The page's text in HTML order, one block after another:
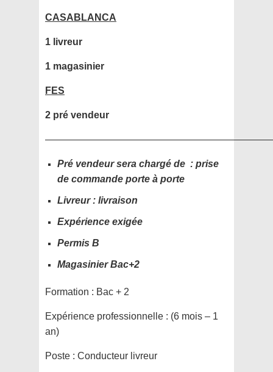
CASABLANCA
1 livreur
1 magasinier
FES
2 pré vendeur
Pré vendeur sera chargé de : prise
de commande porte à porte
Livreur : livraison
Expérience exigée
Permis B
Magasinier Bac+2
Formation : Bac + 2
Expérience professionnelle : (6 mois – 1
an)
Poste : Conducteur livreur